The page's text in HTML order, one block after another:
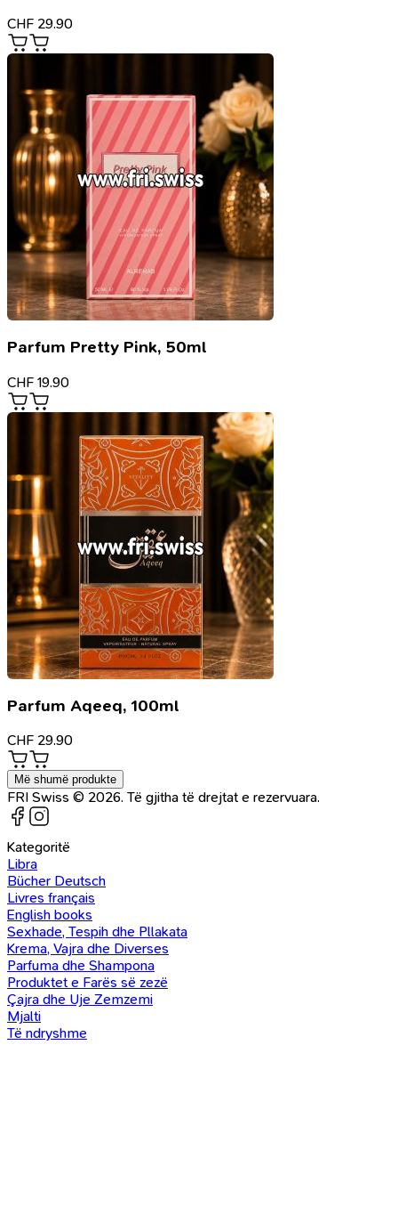
CHF 29.90
Parfum Pretty Pink, 50ml
CHF 19.90
Parfum Aqeeq, 100ml
CHF 29.90
Më shumë produkte
FRI Swiss © 2026. Të gjitha të drejtat e rezervuara.
Kategoritë
Libra
Bücher Deutsch
Livres français
English books
Sexhade, Tespih dhe Pllakata
Krema, Vajra dhe Diverses
Parfuma dhe Shampona
Produktet e Farës së zezë
Çajra dhe Uje Zemzemi
Mjalti
Të ndryshme